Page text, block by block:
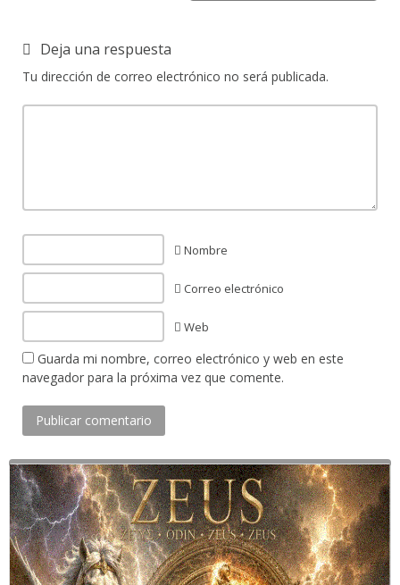
Deja una respuesta
Tu dirección de correo electrónico no será publicada.
Nombre
Correo electrónico
Web
Guarda mi nombre, correo electrónico y web en este
navegador para la próxima vez que comente.